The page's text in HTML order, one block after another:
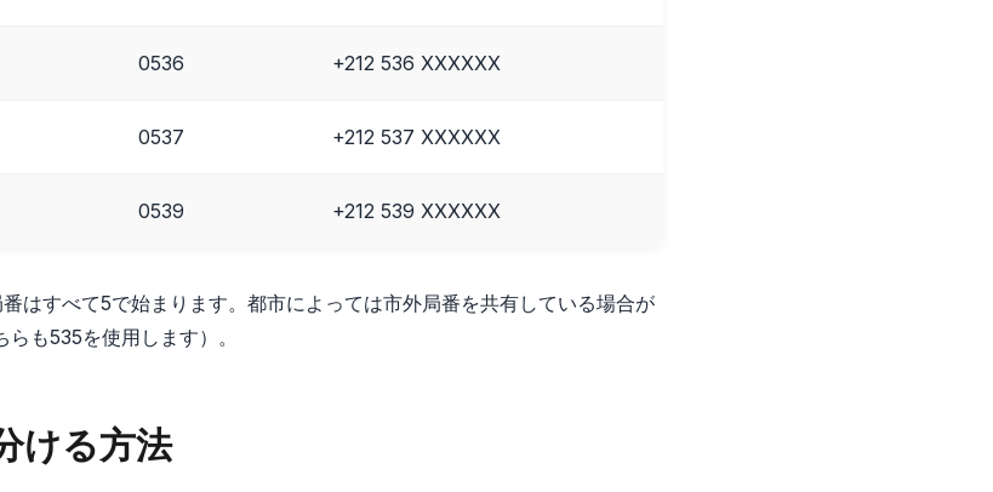
0536 +212 536 XXXXXX
0537 +212 537 XXXXXX
0539 +212 539 XXXXXX
はすべて5で始まります。都市によっては市外局番を共有している場合が
も535を使用します）。
ける方法